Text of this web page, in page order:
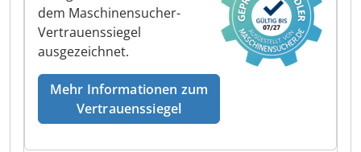
dem Maschinensucher-
Vertrauenssiegel
ausgezeichnet.
Mehr Informationen zum
Vertrauenssiegel